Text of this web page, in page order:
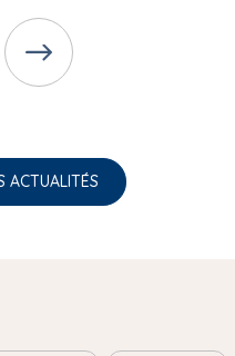
ACTUALITÉS